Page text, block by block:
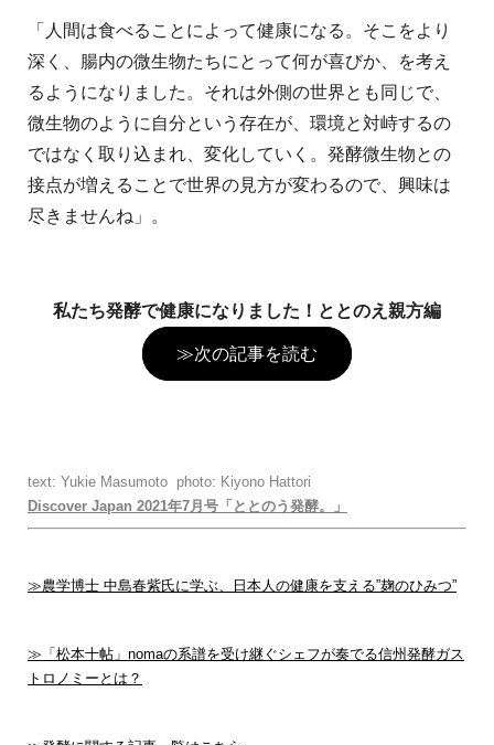
「人間は食べることによって健康になる。そこをより
深く、腸内の微生物たちにとって何が喜びか、を考え
るようになりました。それは外側の世界とも同じで、
微生物のように自分という存在が、環境と対峙するの
ではなく取り込まれ、変化していく。発酵微生物との
接点が増えることで世界の見方が変わるので、興味は
尽きませんね」。
私たち発酵で健康になりました！ととのえ親方編
≫次の記事を読む
text: Yukie Masumoto photo: Kiyono Hattori
Discover Japan 2021年7月号「ととのう発酵。」
≫農学博士 中島春紫氏に学ぶ、日本人の健康を支える”麹のひみつ”
≫「松本十帖」nomaの系譜を受け継ぐシェフが奏でる信州発酵ガス
トロノミーとは？